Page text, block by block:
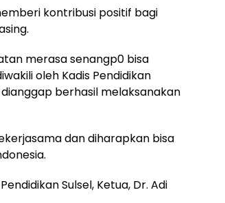
kontribusi positif bagi
merasa senangp0 bisa
oleh Kadis Pendidikan
dianggap berhasil melaksanakan
dan diharapkan bisa
Sulsel, Ketua, Dr. Adi